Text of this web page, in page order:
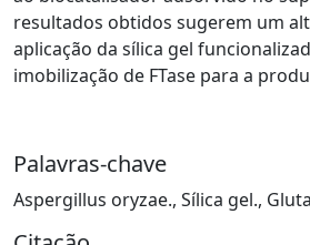
resultados obtidos sugerem um
aplicação da sílica gel
imobilização de FTase para a
Palavras-chave
Aspergillus oryzae., Sílica gel.,